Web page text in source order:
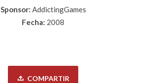
Sponsor: AddictingGames
Fecha: 2008
COMPARTIR